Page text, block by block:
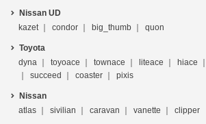
Nissan UD
kazet
condor big_thumb quon
Toyota
dyna
toyoace townace liteace hiace
succeed
coaster pixis
Nissan
atlas
sivilian caravan vanette clipper